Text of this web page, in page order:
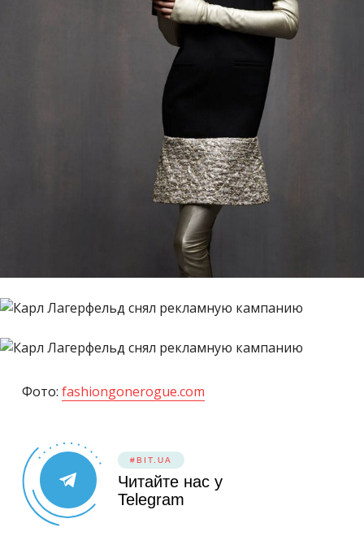
Фото: fashiongonerogue.com
#BIT.UA
Читайте нас у
Telegram